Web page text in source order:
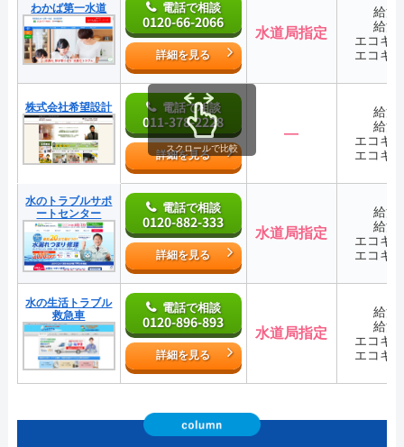
わかば第一水道 電話で相談
0120-66-2066
詳細を見る
水道局指定
給湯
給湯
エコキ
エコキ
株式会社希望設計 電話で相談
011-378-2228
詳細を見る
―
給湯
給湯
エコキ
エコキ
水のトラブルサポ
ートセンター
電話で相談
0120-882-333
詳細を見る
水道局指定
給湯
給湯
エコキ
エコキ
水の生活トラブル
救急車
電話で相談
0120-896-893
詳細を見る
水道局指定
給湯
給湯
エコキ
エコキ
スクロールで比較